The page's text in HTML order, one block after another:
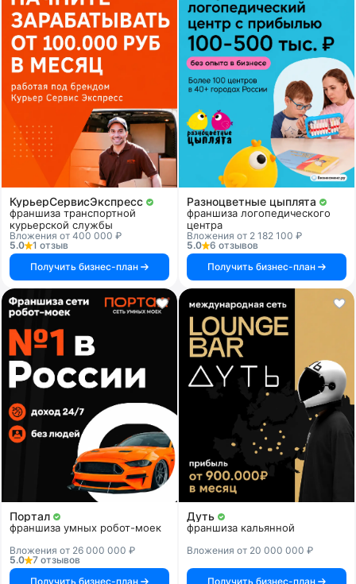
КурьерСервисЭкспресс
франшиза транспортной
курьерской службы
Вложения от 400 000 ₽
5.0
1 отзыв
Получить бизнес-план
Разноцветные цыплята
франшиза логопедического
центра
Вложения от 2 182 100 ₽
5.0
6 отзывов
Получить бизнес-план
Портал
франшиза умных робот-моек
Вложения от 26 000 000 ₽
5.0
7 отзывов
Получить бизнес-план
Дуть
франшиза кальянной
Вложения от 20 000 000 ₽
Получить бизнес-план